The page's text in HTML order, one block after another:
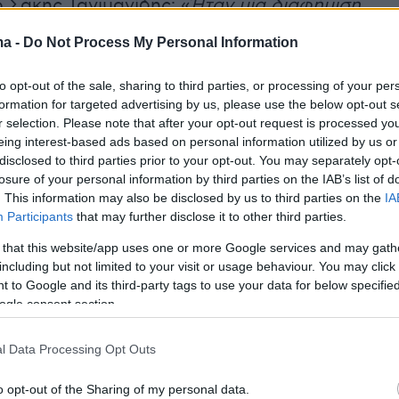
- Do Not Process My Personal Information
opt-out of the sale, sharing to third parties, or processing of your
for targeted advertising by us, please use the below opt-out
selection. Please note that after your opt-out request is processed
interest-based ads based on personal information utilized by us
to third parties prior to your opt-out. You may separately
of your personal information by third parties on the IAB’s list of
This information may also be disclosed by us to third parties on the
Participants that may further disclose it to other third parties.
that this website/app uses one or more Google services and may
but not limited to your visit or usage behaviour. You may
to Google and its third-party tags to use your data for below
consent section.
Data Processing Opt Outs
opt-out of the Sharing of my personal data.
Τανιμανίδης:«Ήταν μία διαφήμιση,
εγώ ήμουν έτοιμος να πω όχι, γιατί εγώ
άνθρωπος να κάνω διαφήμιση για
μου λέει "είναι δυνατόν; Οπωσδήποτε εσύ
κάνεις" και λέω "εντάξει θα το κάνω"».